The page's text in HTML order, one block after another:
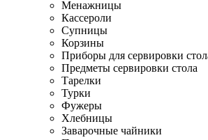
Менажницы
Кассероли
Супницы
Корзины
Приборы для сервировки
Предметы сервировки стола
Тарелки
Турки
Фужеры
Хлебницы
Заварочные чайники